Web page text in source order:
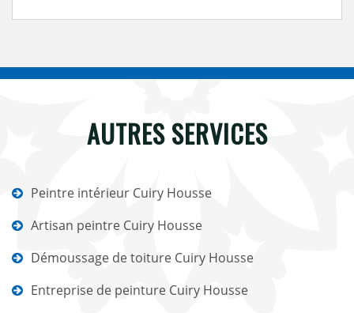
AUTRES SERVICES
Peintre intérieur Cuiry Housse
Artisan peintre Cuiry Housse
Démoussage de toiture Cuiry Housse
Entreprise de peinture Cuiry Housse